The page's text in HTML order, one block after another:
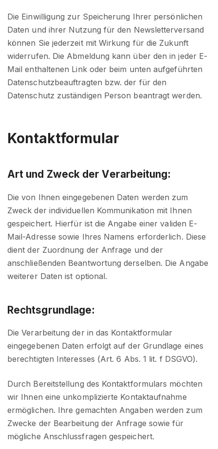
Die Einwilligung zur Speicherung Ihrer persönlichen
Daten und ihrer Nutzung für den Newsletterversand
können Sie jederzeit mit Wirkung für die Zukunft
widerrufen. Die Abmeldung kann über den in jeder E-
Mail enthaltenen Link oder beim unten aufgeführten
Datenschutzbeauftragten bzw. der für den
Datenschutz zuständigen Person beantragt werden.
Kontaktformular
Art und Zweck der Verarbeitung:
Die von Ihnen eingegebenen Daten werden zum
Zweck der individuellen Kommunikation mit Ihnen
gespeichert. Hierfür ist die Angabe einer validen E-
Mail-Adresse sowie Ihres Namens erforderlich. Diese
dient der Zuordnung der Anfrage und der
anschließenden Beantwortung derselben. Die Angabe
weiterer Daten ist optional.
Rechtsgrundlage:
Die Verarbeitung der in das Kontaktformular
eingegebenen Daten erfolgt auf der Grundlage eines
berechtigten Interesses (Art. 6 Abs. 1 lit. f DSGVO).
Durch Bereitstellung des Kontaktformulars möchten
wir Ihnen eine unkomplizierte Kontaktaufnahme
ermöglichen. Ihre gemachten Angaben werden zum
Zwecke der Bearbeitung der Anfrage sowie für
mögliche Anschlussfragen gespeichert.